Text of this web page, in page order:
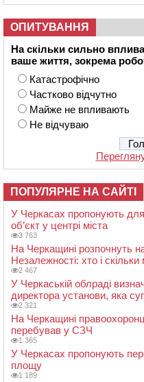
ОПИТУВАННЯ
На скільки сильно
ваше життя, зокрема
Катастрофічно
Частково відчутно
Майже не впливають
Не відчуваю
ПОПУЛЯРНЕ НА САЙТІ
У Черкасах пропонують для
об’єкт у центрі міста
3 763
На Черкащині розпочнуть
Незалежності: хто і
2 467
У Черкаській облраді
директора установи, яка
2 321
На Черкащині
перебував у СЗЧ
1 365
У Черкасах пропонують
площу
1 189